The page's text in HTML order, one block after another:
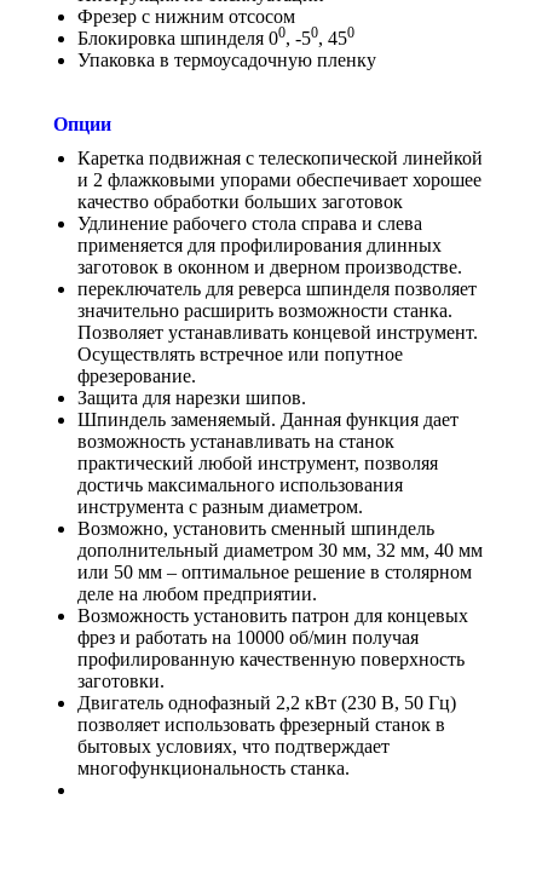
Фрезер с нижним отсосом
Блокировка шпинделя 00, -50, 450
Упаковка в термоусадочную пленку
Опции
Каретка подвижная с телескопической линейкой
и 2 флажковыми упорами обеспечивает хорошее
качество обработки больших заготовок
Удлинение рабочего стола справа и слева
применяется для профилирования длинных
заготовок в оконном и дверном производстве.
переключатель для реверса шпинделя позволяет
значительно расширить возможности станка.
Позволяет устанавливать концевой инструмент.
Осуществлять встречное или попутное
фрезерование.
Защита для нарезки шипов.
Шпиндель заменяемый. Данная функция дает
возможность устанавливать на станок
практический любой инструмент, позволяя
достичь максимального использования
инструмента с разным диаметром.
Возможно, установить сменный шпиндель
дополнительный диаметром 30 мм, 32 мм, 40 мм
или 50 мм – оптимальное решение в столярном
деле на любом предприятии.
Возможность установить патрон для концевых
фрез и работать на 10000 об/мин получая
профилированную качественную поверхность
заготовки.
Двигатель однофазный 2,2 кВт (230 В, 50 Гц)
позволяет использовать фрезерный станок в
бытовых условиях, что подтверждает
многофункциональность станка.